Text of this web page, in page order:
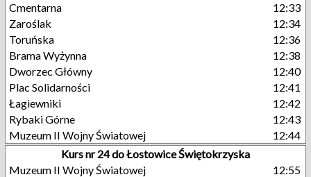
Cmentarna
12:33
Zaroślak
12:34
Toruńska
12:36
Brama Wyżynna
12:38
Dworzec Główny
12:40
Plac Solidarności
12:41
Łagiewniki
12:42
Rybaki Górne
12:43
Muzeum II Wojny Światowej
12:44
Kurs nr 24 do Łostowice Świętokrzyska
Muzeum II Wojny Światowej
12:55